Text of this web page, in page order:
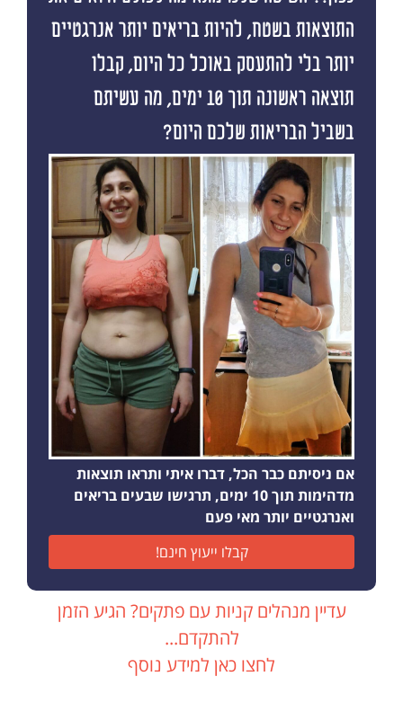
התוצאות בשטח, להיות בריאים יותר אנרגטיים
יותר בלי להתעסק באוכל כל היום, קבלו
תוצאה ראשונה תוך 10 ימים, מה עשיתם
בשביל הבריאות שלכם היום?
אם ניסיתם כבר הכל, דברו איתי ותראו תוצאות
מדהימות תוך 10 ימים, תרגישו שבעים בריאים
ואנרגטיים יותר מאי פעם
קבלו ייעוץ חינם!
עדיין מנהלים קניות עם פתקים? הגיע הזמן
להתקדם...
לחצו כאן למידע נוסף